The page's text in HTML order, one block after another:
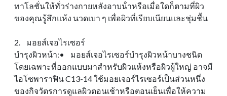
ทาโลชั่นให้ทั่วร่างกายหลังอาบน้ําหรือเมื่อใดก็ตามที่ผิว
ของคุณรู้สึกแห้ง นวดเบา ๆ เพื่อผิวที่เรียบเนียนและชุ่มชื้น
2. มอยส์เจอไรเซอร์
บํารุงผิวหน้า:• มอยส์เจอไรเซอร์บํารุงผิวหน้าบางชนิด
โดยเฉพาะที่ออกแบบมาสําหรับผิวแห้งหรือผิวผู้ใหญ่ อาจมี
ไอโซพาราฟิน C13-14 ใช้มอยเจอร์ไรเซอร์เป็นส่วนหนึ่ง
ของกิจวัตรการดูแลผิวตอนเช้าหรือตอนเย็นเพื่อให้ความ